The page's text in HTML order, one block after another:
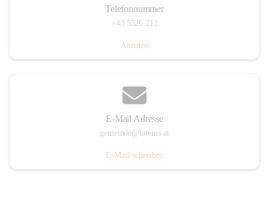
Telefonnummer
+43 5526 212
Anrufen
E-Mail Adresse
gemeinde@laterns.at
E-Mail schreiben